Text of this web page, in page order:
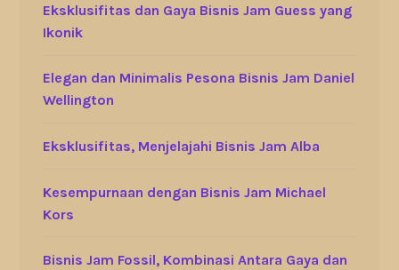
Eksklusifitas dan Gaya Bisnis Jam Guess yang
Ikonik
Elegan dan Minimalis Pesona Bisnis Jam Daniel
Wellington
Eksklusifitas, Menjelajahi Bisnis Jam Alba
Kesempurnaan dengan Bisnis Jam Michael
Kors
Bisnis Jam Fossil, Kombinasi Antara Gaya dan